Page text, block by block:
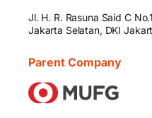
Jl. H. R. Rasuna Said C
Jakarta Selatan, DKI
Parent Company